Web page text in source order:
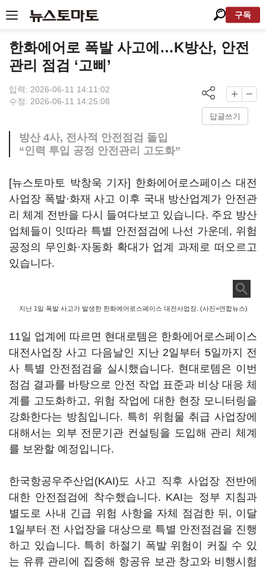
구독
한화에어로 폭발 사고에…K방산, 안전
관리 점검 ‘고삐’
입력: 2026-06-11 14:11:02
수정: 2026-06-11 14:25:08
답글쓰기
방산 4사, 전사적 안전점검 돌입
“인력 투입 공정 안전관리 고도화”
[뉴스토마토 박창욱 기자] 한화에어로스페이스 대전
사업장 폭발·화재 사고 이후 국내 방산업계가 안전관
리 체계 전반을 다시 들여다보고 있습니다. 주요 방산
업체들이 잇따라 특별 안전점검에 나선 가운데, 위험
공정의 무인화·자동화 확대가 업계 과제로 떠오르고
있습니다.
지난 1일 폭발 사고가 발생한 한화에어로스페이스 대전사업장. (사진=연합뉴스)
11일 업계에 따르면 현대로템은 한화에어로스페이스
대전사업장 사고 다음날인 지난 2일부터 5일까지 전
사 특별 안전점검을 실시했습니다. 현대로템은 이번
점검 결과를 바탕으로 안전 작업 표준과 비상 대응 체
계를 고도화하고, 위험 작업에 대한 현장 모니터링을
강화한다는 방침입니다. 특히 위험물 취급 사업장에
대해서는 외부 전문기관 컨설팅을 도입해 관리 체계
를 보완할 예정입니다.
한국항공우주산업(KAI)도 사고 직후 사업장 전반에
대한 안전점검에 착수했습니다. KAI는 정부 지침과
별도로 사내 긴급 위험 사항을 자체 점검한 뒤, 이달
1일부터 전 사업장을 대상으로 특별 안전점검을 진행
하고 있습니다. 특히 하절기 폭발 위험이 커질 수 있
는 유류 관리에 집중해 항공유 보관 창고와 비행시험